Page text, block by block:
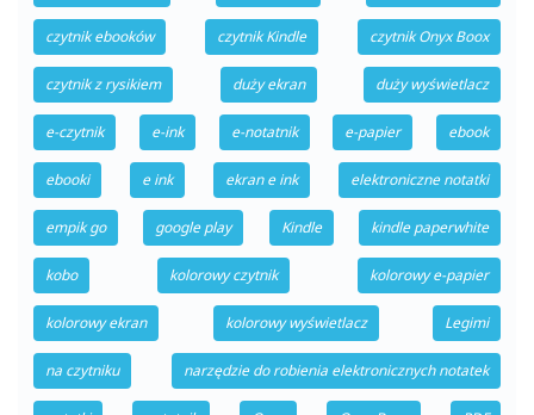
czytnik ebooków czytnik Kindle czytnik Onyx Boox
czytnik z rysikiem duży ekran duży wyświetlacz
e-czytnik e-ink e-notatnik e-papier ebook
ebooki e ink ekran e ink elektroniczne notatki
empik go google play Kindle kindle paperwhite
kobo kolorowy czytnik kolorowy e-papier
kolorowy ekran kolorowy wyświetlacz Legimi
na czytniku narzędzie do robienia elektronicznych notatek